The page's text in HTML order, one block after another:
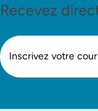
Recevez